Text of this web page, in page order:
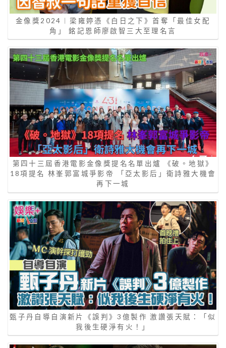
金像獎2024︱梁雍婷憑《白日之下》首奪「最佳女配
角」 銘記恩師廖啟智三大至理名言
第四十三屆香港電影金像獎提名名單出爐 《破。地獄》
18項提名 林峯郭富城爭影帝 「亞太影后」衛詩雅大機會
再下一城
甄子丹自導自演新片《誤判》3億製作 激讚張天賦：「似
我後生硬淨有火！」